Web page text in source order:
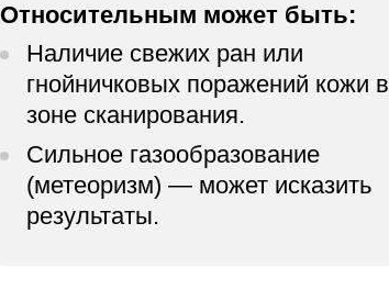
Относительным может быть:
Наличие свежих ран или
гнойничковых поражений кожи в
зоне сканирования.
Сильное газообразование
(метеоризм) — может исказить
результаты.